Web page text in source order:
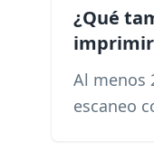
¿Qué
Al menos
escaneo